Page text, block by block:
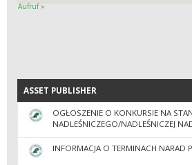
Aufruf »
ASSET PUBLISHER
ASSET PUBLISHER
OGŁOSZENIE O KONKURSIE NA
NADLEŚNICZEGO/NADLEŚNICZEJ
INFORMACJA O TERMINACH NARAD